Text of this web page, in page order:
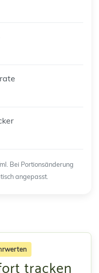
Bei Portionsänderung
angepasst.